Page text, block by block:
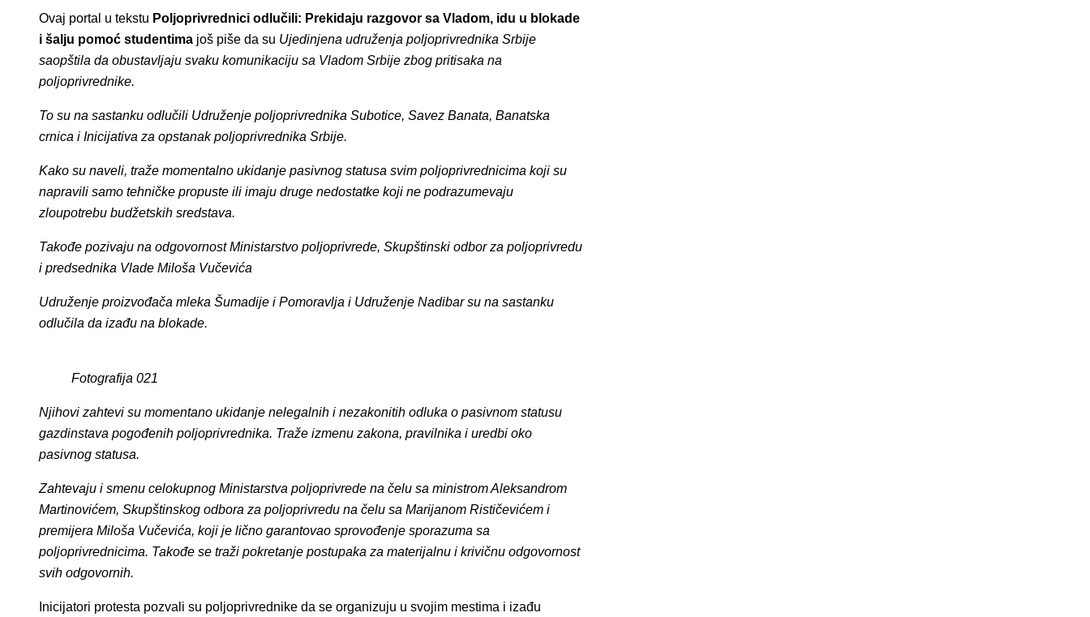
Ovaj portal u tekstu Poljoprivrednici odlučili: Prekidaju razgovor sa Vladom, idu u blokade
i šalju pomoć studentima još piše da su Ujedinjena udruženja poljoprivrednika Srbije
saopštila da obustavljaju svaku komunikaciju sa Vladom Srbije zbog pritisaka na
poljoprivrednike.
To su na sastanku odlučili Udruženje poljoprivrednika Subotice, Savez Banata, Banatska
crnica i Inicijativa za opstanak poljoprivrednika Srbije.
Kako su naveli, traže momentalno ukidanje pasivnog statusa svim poljoprivrednicima koji su
napravili samo tehničke propuste ili imaju druge nedostatke koji ne podrazumevaju
zloupotrebu budžetskih sredstava.
Takođe pozivaju na odgovornost Ministarstvo poljoprivrede, Skupštinski odbor za poljoprivredu
i predsednika Vlade Miloša Vučevića
Udruženje proizvođača mleka Šumadije i Pomoravlja i Udruženje Nadibar su na sastanku
odlučila da izađu na blokade.
Fotografija 021
Njihovi zahtevi su momentano ukidanje nelegalnih i nezakonitih odluka o pasivnom statusu
gazdinstava pogođenih poljoprivrednika. Traže izmenu zakona, pravilnika i uredbi oko
pasivnog statusa.
Zahtevaju i smenu celokupnog Ministarstva poljoprivrede na čelu sa ministrom Aleksandrom
Martinovićem, Skupštinskog odbora za poljoprivredu na čelu sa Marijanom Rističevićem i
premijera Miloša Vučevića, koji je lično garantovao sprovođenje sporazuma sa
poljoprivrednicima. Takođe se traži pokretanje postupaka za materijalnu i krivičnu odgovornost
svih odgovornih.
Inicijatori protesta pozvali su poljoprivrednike da se organizuju u svojim mestima i izađu